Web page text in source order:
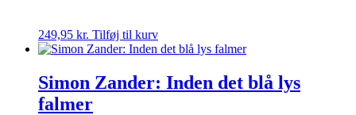
249,95 kr. Tilføj til kurv
Simon Zander: Inden det blå lys
falmer